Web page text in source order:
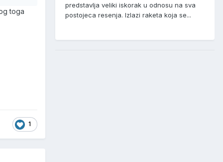
toga
1
predstavlja veliki iskorak u odnosu na sva
postojeca resenja. Izlazi raketa koja se...